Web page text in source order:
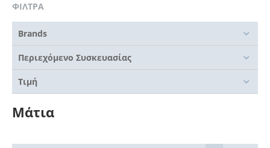
ΦΙΛΤΡΑ
Brands
Περιεχόμενο Συσκευασίας
Τιμή
Μάτια